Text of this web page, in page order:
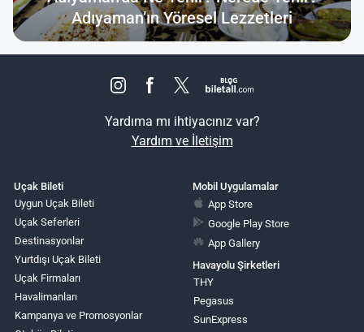
Adıyaman’ın Yöresel Lezzetleri
Yardıma mı ihtiyacınız var?
Yardım ve İletişim
Uçak Bileti
Uygun Uçak Bileti
Uçak Seferleri
Destinasyonlar
Yurtdışı Uçak Bileti
Uçak Firmaları
Havalimanları
Kampanya ve Promosyonlar
Mobil Uygulamalar
App Store
Google Play Store
App Gallery
Havayolu Şirketleri
THY
Pegasus
SunExpress